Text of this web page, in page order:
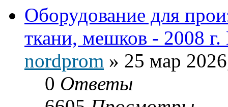
Оборудование для
ткани, мешков - 2008 г.
nordprom » 25 мар
0 Ответы